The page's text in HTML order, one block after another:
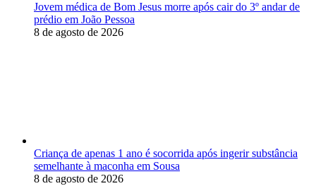
Jovem médica de Bom Jesus morre após cair do 3º andar de
prédio em João Pessoa
8 de agosto de 2026
Criança de apenas 1 ano é socorrida após ingerir substância
semelhante à maconha em Sousa
8 de agosto de 2026